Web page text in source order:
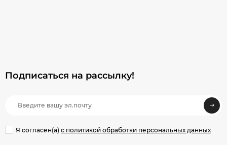
Подписаться на рассылкy!
Я согласен(a) с политикой обработки персональных данных